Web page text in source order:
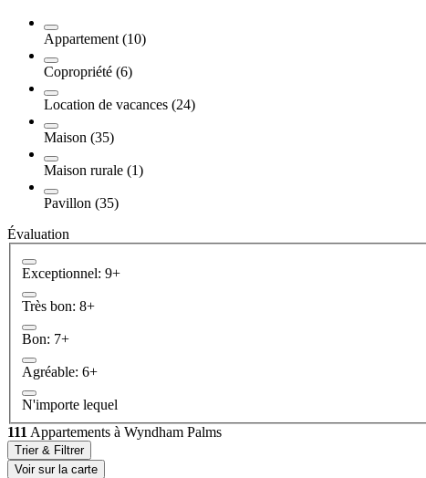
Appartement (10)
Copropriété (6)
Location de vacances (24)
Maison (35)
Maison rurale (1)
Pavillon (35)
Évaluation
Exceptionnel: 9+
Très bon: 8+
Bon: 7+
Agréable: 6+
N'importe lequel
111 Appartements à Wyndham Palms
Trier & Filtrer
Voir sur la carte